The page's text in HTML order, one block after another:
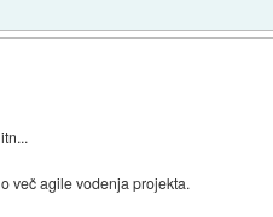
več agile vodenja projekta.